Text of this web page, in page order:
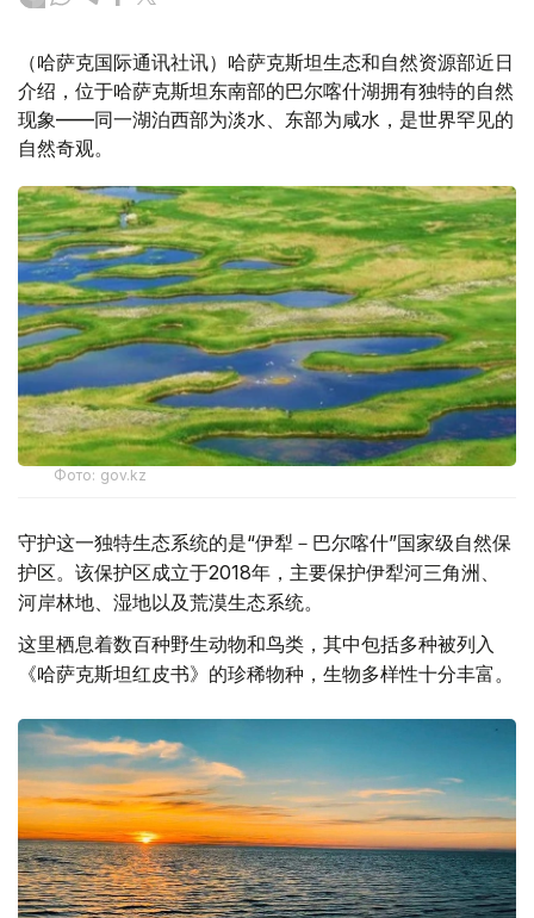
（哈萨克国际通讯社讯）哈萨克斯坦生态和自然资源部近日
介绍，位于哈萨克斯坦东南部的巴尔喀什湖拥有独特的自然
现象——同一湖泊西部为淡水、东部为咸水，是世界罕见的
自然奇观。
Фото: gov.kz
守护这一独特生态系统的是“伊犁－巴尔喀什”国家级自然保
护区。该保护区成立于2018年，主要保护伊犁河三角洲、
河岸林地、湿地以及荒漠生态系统。
这里栖息着数百种野生动物和鸟类，其中包括多种被列入
《哈萨克斯坦红皮书》的珍稀物种，生物多样性十分丰富。